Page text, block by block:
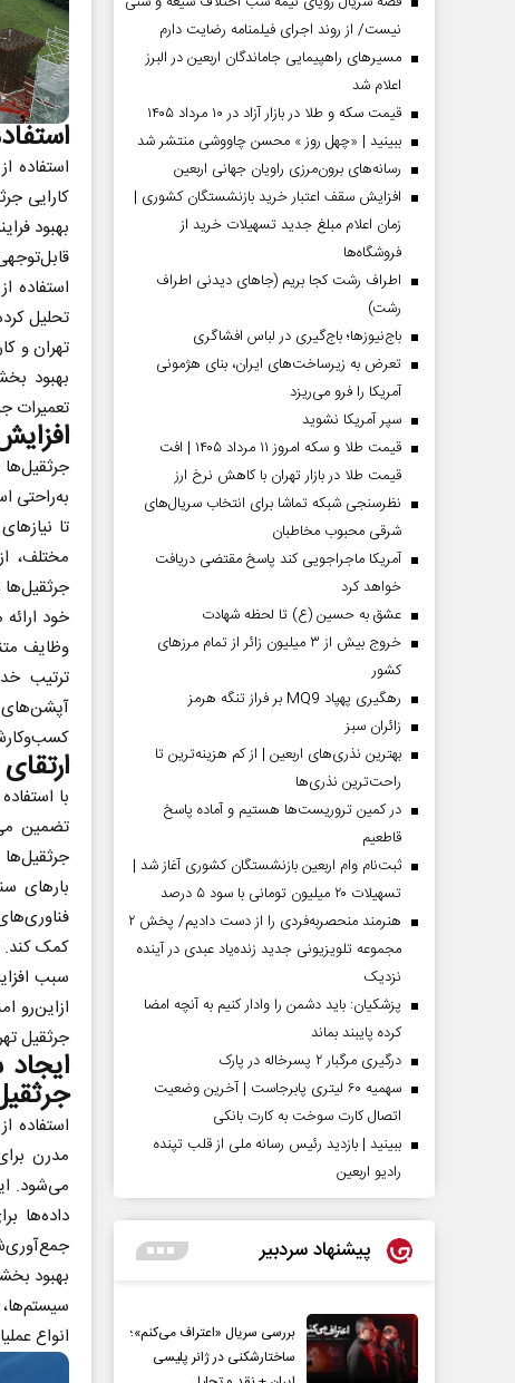
استفاده
کارایی
بهبود
استفاده
تحلیل
تهران و
بهبود
تعمیرات
به‌راحتی
تا
مختلف،
خود
وظایف
ترتیب
آپشن‌های
با
تضمین
بارهای
کمک کند.
سبب
ازاین‌رو
جرثقیل تهران در
استفاده
مدرن
می‌شود.
داده‌ها
بهبود
انواع
نیست/ از روند اجرای فیلمنامه رضایت دارم
مسیر‌های راهپیمایی جاماندگان اربعین در البرز
اعلام شد
قیمت سکه و طلا در بازار آزاد در ۱۰ مرداد ۱۴۰۵
ببینید | «چهل روز » محسن چاووشی منتشر شد
رسانه‌های برون‌مرزی راویان جهانی اربعین
افزایش سقف اعتبار خرید بازنشستگان کشوری |
زمان اعلام مبلغ جدید تسهیلات خرید از
فروشگاه‌ها
اطراف رشت کجا بریم (جاهای دیدنی اطراف
رشت)
باج‌نیوزها؛ باج‌گیری در لباس افشاگری
تعرض به زیرساخت‌های ایران، بنای هژمونی
آمریکا را فرو می‌ریزد
سپر آمریکا نشوید
قیمت طلا و سکه امروز ۱۱ مرداد ۱۴۰۵ | افت
قیمت طلا در بازار تهران با کاهش نرخ ارز
نظرسنجی شبکه تماشا برای انتخاب سریال‌های
شرقی محبوب مخاطبان
آمریکا ماجراجویی کند پاسخ مقتضی دریافت
خواهد کرد
عشق به حسین (ع) تا لحظه شهادت
خروج بیش از ۳ میلیون زائر از تمام مرز‌های
کشور
رهگیری پهپاد MQ9 بر فراز تنگه هرمز
‌زائران سبز
بهترین نذری‌های اربعین | از کم هزینه‌ترین تا
راحت‌ترین نذری‌ها
در کمین تروریست‌ها هستیم و آماده پاسخ
قاطعیم
ثبت‌نام وام اربعین بازنشستگان کشوری آغاز شد |
تسهیلات ۲۰ میلیون تومانی با سود ۵ درصد
هنرمند منحصر‌به‌فردی را از دست دادیم/ پخش ۲
مجموعه تلویزیونی جدید زنده‌یاد عبدی در آینده
نزدیک
پزشکیان: باید دشمن را وادار کنیم به آنچه امضا
کرده پایبند بماند
درگیری مرگبار ۲ پسرخاله در پارک
سهمیه ۶۰ لیتری پابرجاست | آخرین وضعیت
اتصال کارت سوخت به کارت بانکی
ببینید | بازدید رئیس رسانه ملی از قلب تپنده
رادیو اربعین
پیشنهاد سردبیر
بررسی سریال «اعتراف می‌کنم»؛
ساختارشکنی در ژانر پلیسی
صفحات نخست روزنامه ها‌ی‌سه‌شنبه ۶ مردادماه
صفحات